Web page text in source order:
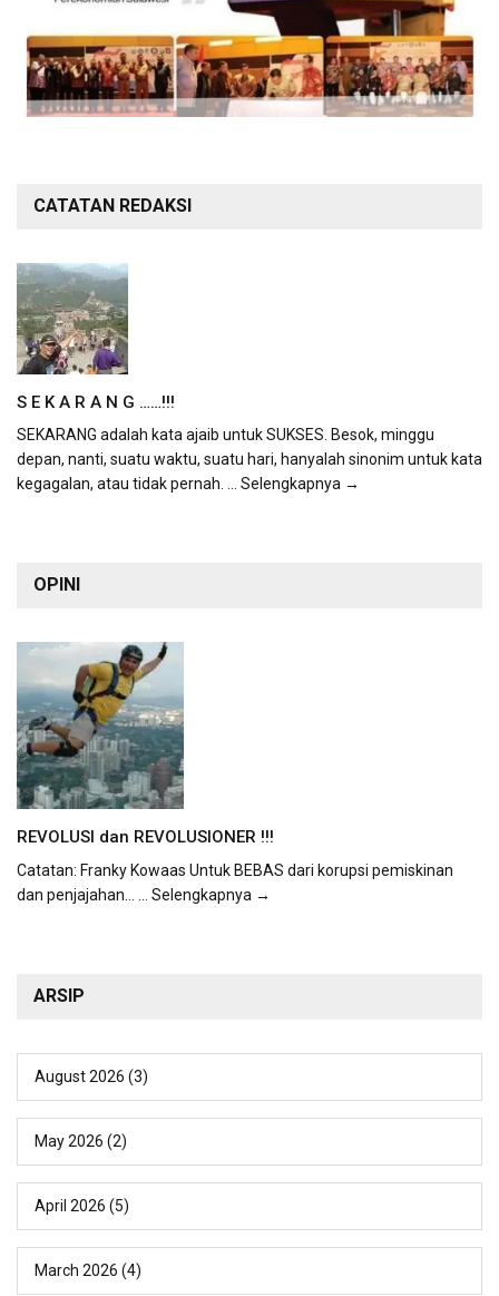
CATATAN REDAKSI
S E K A R A N G ……!!!
SEKARANG adalah kata ajaib untuk SUKSES. Besok, minggu
depan, nanti, suatu waktu, suatu hari, hanyalah sinonim untuk kata
kegagalan, atau tidak pernah. ... Selengkapnya →
OPINI
REVOLUSI dan REVOLUSIONER !!!
Catatan: Franky Kowaas Untuk BEBAS dari korupsi pemiskinan
dan penjajahan...
... Selengkapnya →
ARSIP
August 2026 (3)
May 2026 (2)
April 2026 (5)
March 2026 (4)